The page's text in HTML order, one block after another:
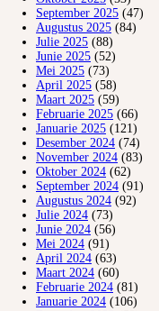
September 2025 (47)
Augustus 2025 (84)
Julie 2025 (88)
Junie 2025 (52)
Mei 2025 (73)
April 2025 (58)
Maart 2025 (59)
Februarie 2025 (66)
Januarie 2025 (121)
Desember 2024 (74)
November 2024 (83)
Oktober 2024 (62)
September 2024 (91)
Augustus 2024 (92)
Julie 2024 (73)
Junie 2024 (56)
Mei 2024 (91)
April 2024 (63)
Maart 2024 (60)
Februarie 2024 (81)
Januarie 2024 (106)